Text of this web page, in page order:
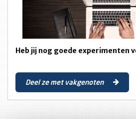
Heb jij nog goede experimenten
Deel ze met vakgenoten